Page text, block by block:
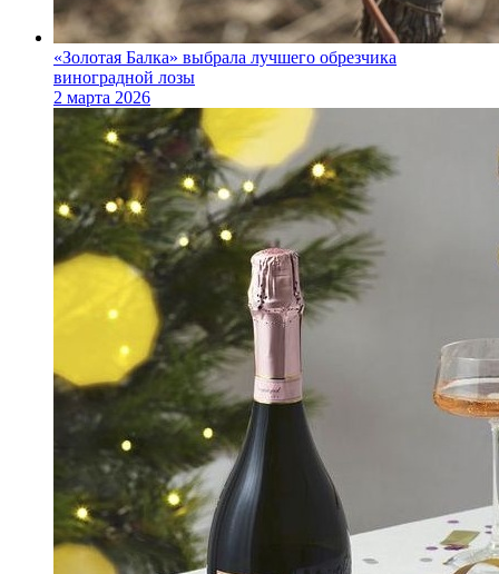
«Золотая Балка» выбрала лучшего обрезчика
виноградной лозы
2 марта 2026